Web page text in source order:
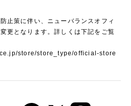
止策に伴い、ニューバランスオフィ
更となります。詳しくは下記をご覧
store/store_type/official-store